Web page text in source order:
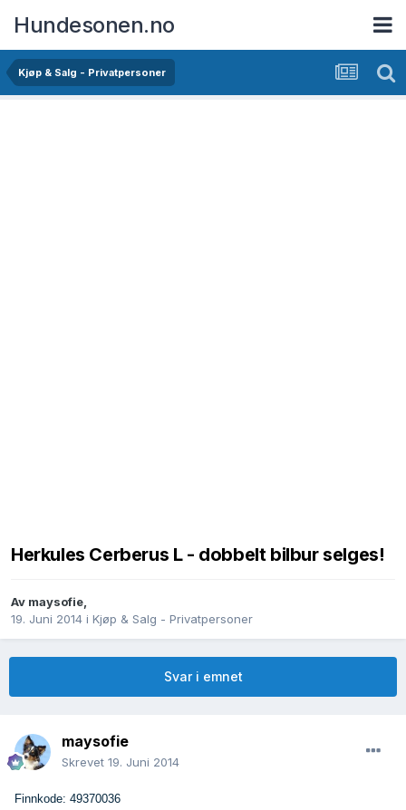
Hundesonen.no
Kjøp & Salg - Privatpersoner
Herkules Cerberus L - dobbelt bilbur selges!
Av maysofie,
19. Juni 2014 i Kjøp & Salg - Privatpersoner
Svar i emnet
maysofie
Skrevet 19. Juni 2014
Finnkode: 49370036